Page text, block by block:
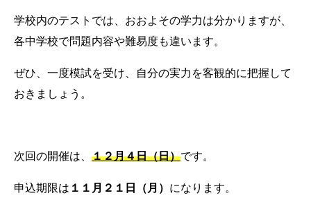
学校内のテストでは、おおよその学力は分かりますが、
各中学校で問題内容や難易度も違います。
ぜひ、一度模試を受け、自分の実力を客観的に把握して
おきましょう。
次回の開催は、 １２月４日（日）です。
申込期限は １１月２１日（月） になります。